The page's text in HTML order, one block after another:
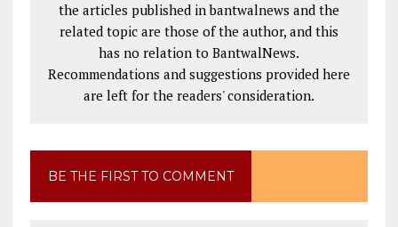
the articles published in bantwalnews and the
related topic are those of the author, and this
has no relation to BantwalNews.
Recommendations and suggestions provided here
are left for the readers' consideration.
BE THE FIRST TO COMMENT